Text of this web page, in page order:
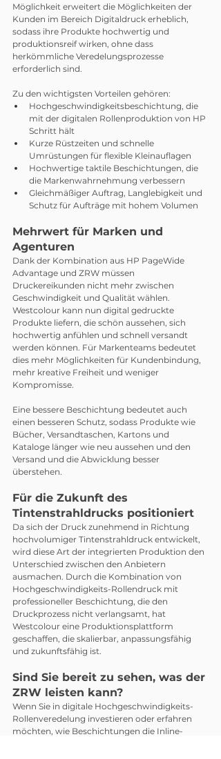
Möglichkeit erweitert die Möglichkeiten der
Kunden im Bereich Digitaldruck erheblich,
sodass ihre Produkte hochwertig und
produktionsreif wirken, ohne dass
herkömmliche Veredelungsprozesse
erforderlich sind.
Zu den wichtigsten Vorteilen gehören:
Hochgeschwindigkeitsbeschichtung, die
mit der digitalen Rollenproduktion von HP
Schritt hält
Kurze Rüstzeiten und schnelle
Umrüstungen für flexible Kleinauflagen
Hochwertige taktile Beschichtungen, die
die Markenwahrnehmung verbessern
Gleichmäßiger Auftrag, Langlebigkeit und
Schutz für Aufträge mit hohem Volumen
Mehrwert für Marken und
Agenturen
Dank der Kombination aus HP PageWide
Advantage und ZRW müssen
Druckereikunden nicht mehr zwischen
Geschwindigkeit und Qualität wählen.
Westcolour kann nun digital gedruckte
Produkte liefern, die schön aussehen, sich
hochwertig anfühlen und schnell versandt
werden können. Für Markenteams bedeutet
dies mehr Möglichkeiten für Kundenbindung,
mehr kreative Freiheit und weniger
Kompromisse.
Eine bessere Beschichtung bedeutet auch
einen besseren Schutz, sodass Produkte wie
Bücher, Versandtaschen, Kartons und
Kataloge länger wie neu aussehen und den
Versand und die Abwicklung besser
überstehen.
Für die Zukunft des
Tintenstrahldrucks positioniert
Da sich der Druck zunehmend in Richtung
hochvolumiger Tintenstrahldruck entwickelt,
wird diese Art der integrierten Produktion den
Unterschied zwischen den Anbietern
ausmachen. Durch die Kombination von
Hochgeschwindigkeits-Rollendruck mit
professioneller Beschichtung, die den
Druckprozess nicht verlangsamt, hat
Westcolour eine Produktionsplattform
geschaffen, die skalierbar, anpassungsfähig
und zukunftsfähig ist.
Sind Sie bereit zu sehen, was der
ZRW leisten kann?
Wenn Sie in digitale Hochgeschwindigkeits-
Rollenveredelung investieren oder erfahren
möchten, wie Beschichtungen die Inline-